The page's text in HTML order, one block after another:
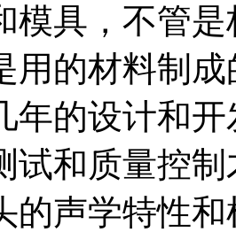
模具，不管
用的材料制
年的设计和
试和质量控
的声学特性